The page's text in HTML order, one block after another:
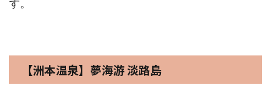
す。
【洲本温泉】夢海游 淡路島